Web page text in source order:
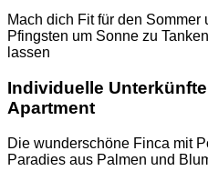
Mach dich Fit für den Sommer
Pfingsten um Sonne zu
lassen
Individuelle
Apartment
Die wunderschöne Finca mit
Paradies aus Palmen und